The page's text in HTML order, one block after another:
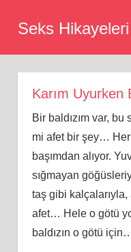
Seks Hikayeleri
Karım Uyurken
Bir baldızım var,
mi afet bir şey… Her
başımdan alıyor.
sığmayan
taş gibi kalçalarıyla,
afet… Hele o götü
baldızın o götü